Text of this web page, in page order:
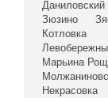
Даниловский
Зюзино
Котловка
Марьина
Некрасовка